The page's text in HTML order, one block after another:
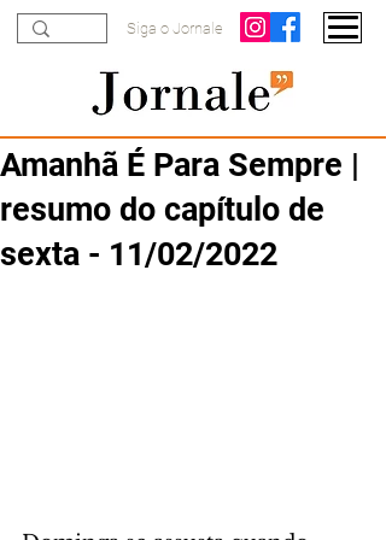
Siga o Jornale
Amanhã É Para Sempre |
resumo do capítulo de
sexta - 11/02/2022